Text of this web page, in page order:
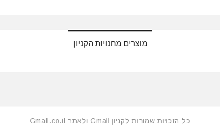
מוצרים מחנויות הקניון
כל הזכויות שמורות לקניון Gmall ולאתר Gmall.co.il